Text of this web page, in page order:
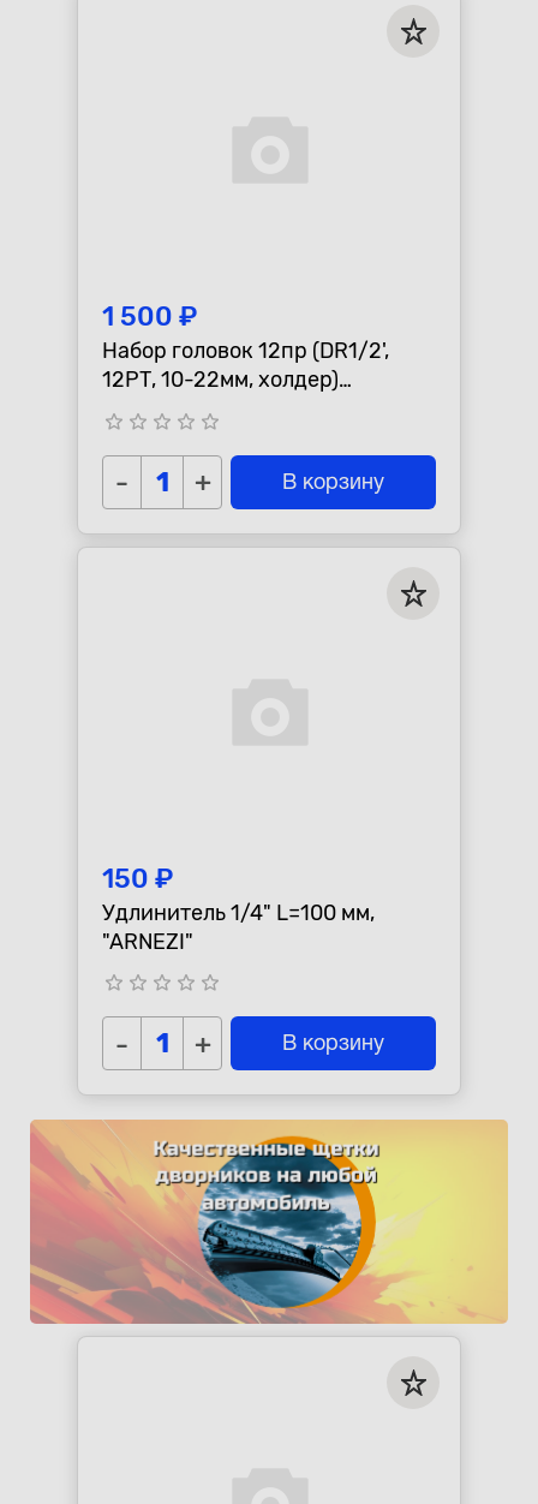
1 500 ₽
Набор головок 12пр (DR1/2',
12РТ, 10-22мм, холдер)
"АвтоDело"
star_border star_border star_border star_border star_border
- + В корзину
150 ₽
Удлинитель 1/4" L=100 мм,
"ARNEZI"
star_border star_border star_border star_border star_border
- + В корзину